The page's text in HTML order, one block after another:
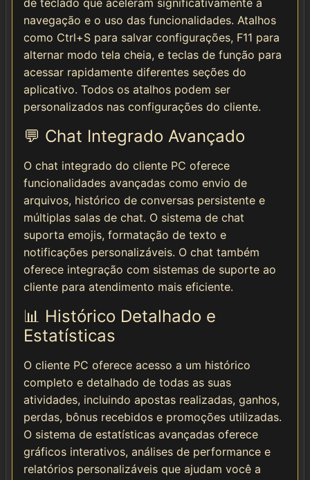
de teclado que aceleram significativamente a
navegação e o uso das funcionalidades. Atalhos
como Ctrl+S para salvar configurações, F11 para
alternar modo tela cheia, e teclas de função para
acessar rapidamente diferentes seções do
aplicativo. Todos os atalhos podem ser
personalizados nas configurações do cliente.
💬 Chat Integrado Avançado
O chat integrado do cliente PC oferece
funcionalidades avançadas como envio de
arquivos, histórico de conversas persistente e
múltiplas salas de chat. O sistema de chat
suporta emojis, formatação de texto e
notificações personalizáveis. O chat também
oferece integração com sistemas de suporte ao
cliente para atendimento mais eficiente.
📊 Histórico Detalhado e
Estatísticas
O cliente PC oferece acesso a um histórico
completo e detalhado de todas as suas
atividades, incluindo apostas realizadas, ganhos,
perdas, bônus recebidos e promoções utilizadas.
O sistema de estatísticas avançadas oferece
gráficos interativos, análises de performance e
relatórios personalizáveis que ajudam você a